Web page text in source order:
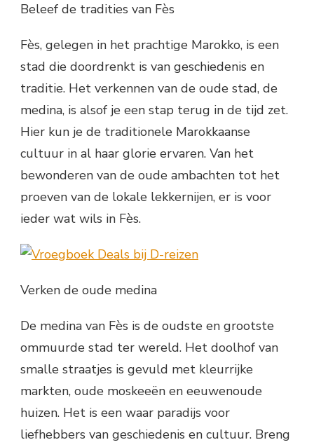
Beleef de tradities van Fès
Fès, gelegen in het prachtige Marokko, is een
stad die doordrenkt is van geschiedenis en
traditie. Het verkennen van de oude stad, de
medina, is alsof je een stap terug in de tijd zet.
Hier kun je de traditionele Marokkaanse
cultuur in al haar glorie ervaren. Van het
bewonderen van de oude ambachten tot het
proeven van de lokale lekkernijen, er is voor
ieder wat wils in Fès.
Verken de oude medina
De medina van Fès is de oudste en grootste
ommuurde stad ter wereld. Het doolhof van
smalle straatjes is gevuld met kleurrijke
markten, oude moskeeën en eeuwenoude
huizen. Het is een waar paradijs voor
liefhebbers van geschiedenis en cultuur. Breng